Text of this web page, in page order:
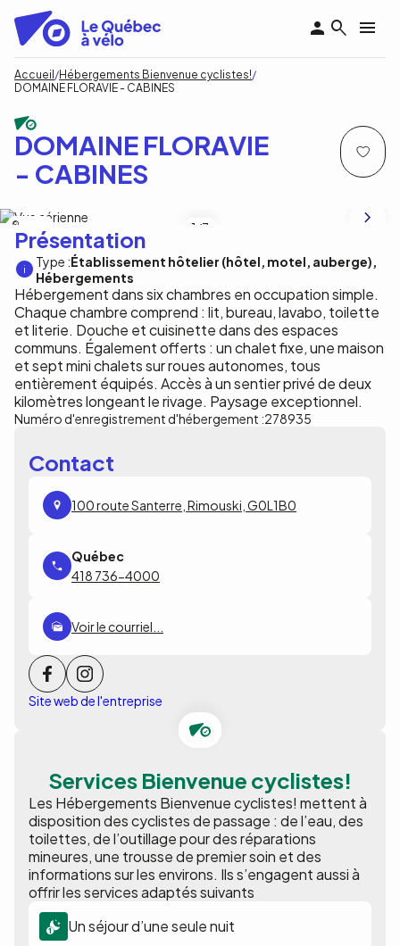
contenu
principal
Fil
Accueil
Hébergements Bienvenue cyclistes!
DOMAINE FLORAVIE - CABINES
DOMAINE FLORAVIE
- CABINES
1 /3
Présentation
Type :Établissement hôtelier (hôtel, motel, auberge)
Hébergements
Hébergement dans six chambres en occupation simple.
Chaque chambre comprend : lit, bureau, lavabo, toilette
et literie. Douche et cuisinette dans des espaces
communs. Également offerts : un chalet fixe, une maison
et sept mini chalets sur roues autonomes, tous
entièrement équipés. Accès à un sentier privé de deux
kilomètres longeant le rivage. Paysage exceptionnel.
Numéro d'enregistrement d'hébergement :278935
Contact
100 route Santerre, Rimouski, G0L1B0
418 736-4000
Voir le courriel...
Site web de l'entreprise
Services Bienvenue cyclistes!
Les Hébergements Bienvenue cyclistes! mettent à
disposition des cyclistes de passage : de l’eau, des
toilettes, de l’outillage pour des réparations
mineures, une trousse de premier soin et des
informations sur les environs. Ils s’engagent aussi à
offrir les services adaptés suivants
Un séjour d’une seule nuit